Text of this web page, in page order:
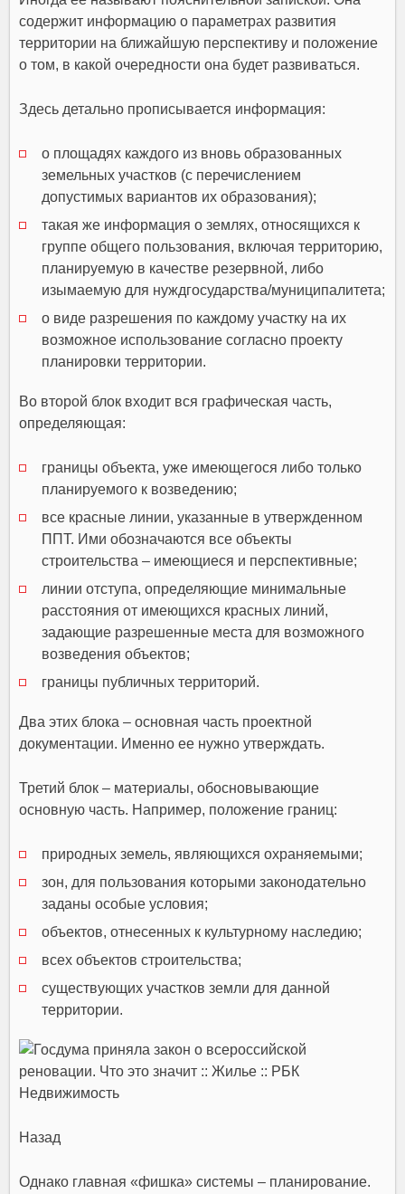
содержит информацию о параметрах развития
территории на ближайшую перспективу и положение
о том, в какой очередности она будет развиваться.
Здесь детально прописывается информация:
о площадях каждого из вновь образованных
земельных участков (с перечислением
допустимых вариантов их образования);
такая же информация о землях, относящихся к
группе общего пользования, включая территорию,
планируемую в качестве резервной, либо
изымаемую для нуждгосударства/муниципалитета;
о виде разрешения по каждому участку на их
возможное использование согласно проекту
планировки территории.
Во второй блок входит вся графическая часть,
определяющая:
границы объекта, уже имеющегося либо только
планируемого к возведению;
все красные линии, указанные в утвержденном
ППТ. Ими обозначаются все объекты
строительства – имеющиеся и перспективные;
линии отступа, определяющие минимальные
расстояния от имеющихся красных линий,
задающие разрешенные места для возможного
возведения объектов;
границы публичных территорий.
Два этих блока – основная часть проектной
документации. Именно ее нужно утверждать.
Третий блок – материалы, обосновывающие
основную часть. Например, положение границ:
природных земель, являющихся охраняемыми;
зон, для пользования которыми законодательно
заданы особые условия;
объектов, отнесенных к культурному наследию;
всех объектов строительства;
существующих участков земли для данной
территории.
Назад
Однако главная «фишка» системы – планирование.